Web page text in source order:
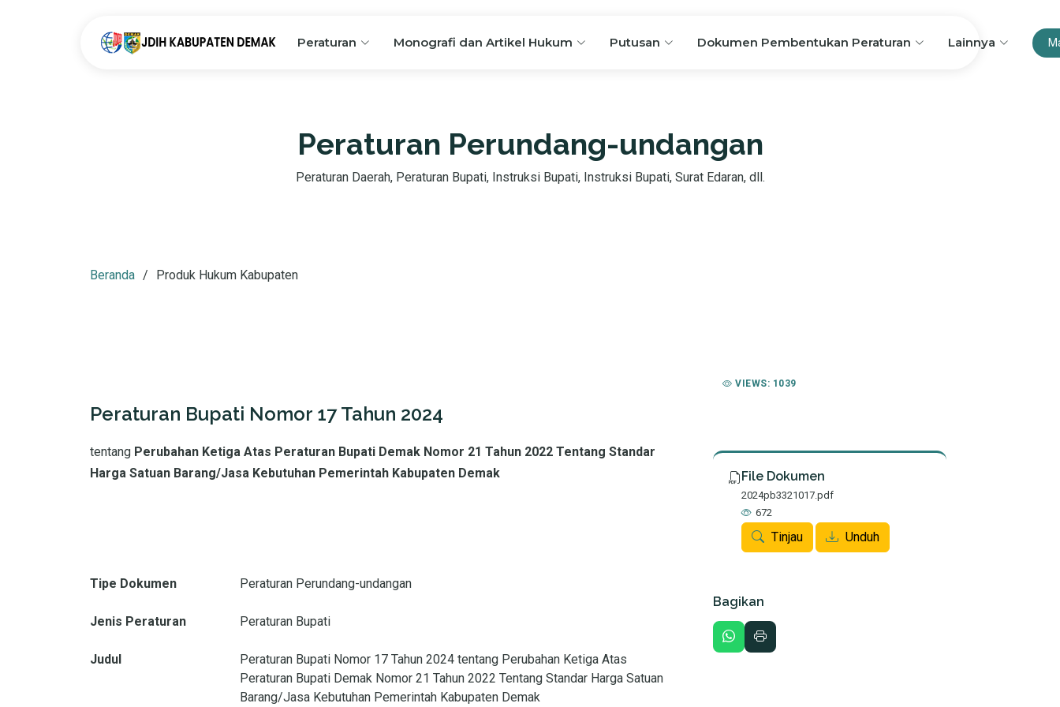
Peraturan Monografi dan Artikel Hukum Putusan Dokumen Pembentukan Peraturan Lainnya
Peraturan Perundang-undangan
Peraturan Daerah, Peraturan Bupati, Instruksi Bupati, Instruksi Bupati, Surat Edaran, dll.
Beranda Produk Hukum Kabupaten
Peraturan Bupati Nomor 17 Tahun 2024
tentang Perubahan Ketiga Atas Peraturan Bupati Demak Nomor 21 Tahun 2022 Tentang Standar
Harga Satuan Barang/Jasa Kebutuhan Pemerintah Kabupaten Demak
Tipe Dokumen Peraturan Perundang-undangan
Jenis Peraturan Peraturan Bupati
Judul
Peraturan Bupati Nomor 17 Tahun 2024 tentang Perubahan Ketiga Atas
Peraturan Bupati Demak Nomor 21 Tahun 2022 Tentang Standar Harga Satuan
Barang/Jasa Kebutuhan Pemerintah Kabupaten Demak
VIEWS: 1039
File Dokumen
2024pb3321017.pdf
672
Tinjau Unduh
Bagikan